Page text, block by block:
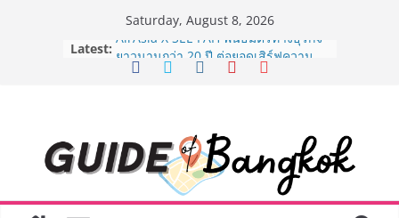
Saturday, August 8, 2026
Latest: AirAsia X SEE FAH พันธมิตรทางธุรกิจ
ยาวนานกว่า 20 ปี ต่อยอดเสิร์ฟความ
“BIO TRADE CONNECT 2026” ยก
ระดับผลิตภัณฑ์ท้องถิ่นสู่ตลาดเชิง
พาณิชย์อย่างยั่งยืน
LORDNINE จัดศึกคนดังสายเกม ไทย
ปะทะ ฟิลิปปินส์ ใน “Rise of the Tenth